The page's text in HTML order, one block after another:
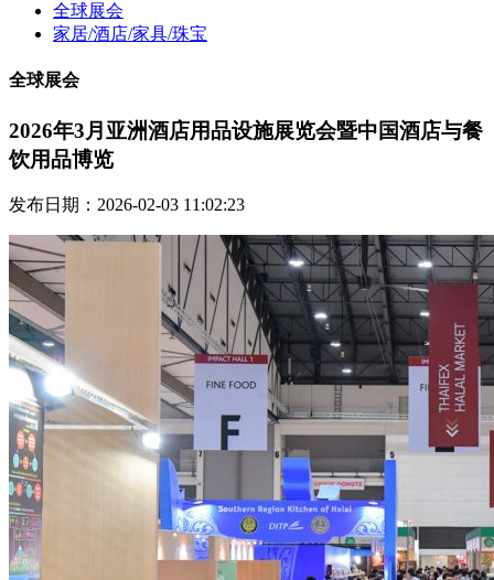
全球展会
家居/酒店/家具/珠宝
全球展会
2026年3月亚洲酒店用品设施展览会暨中国酒店与餐
饮用品博览
发布日期：2026-02-03 11:02:23